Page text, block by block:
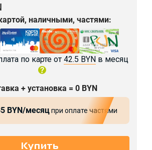
наличными, частями:
по карте от 42.5 BYN в месяц
+ установка = 0 BYN
BYN/месяцпри оплате частями